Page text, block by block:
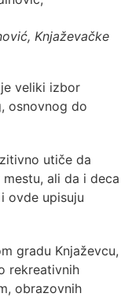
Knjaževačke
veliki izbor
osnovnog do
utiče da
ali da i deca
ovde upisuju
gradu Knjaževcu,
rekreativnih
obrazovnih